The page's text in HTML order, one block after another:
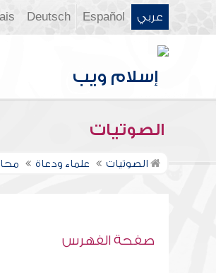
عربي Español
Deutsch
الصوتيات
الصوتيات علماء ودعاة
صفحة الفهرس